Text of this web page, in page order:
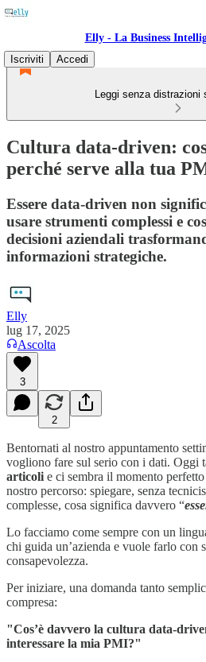
Elly - La Business
Iscriviti
Accedi
Leggi senza distrazioni
Cultura data-driven:
perché serve alla tua
Essere data-driven non
usare strumenti complessi e
decisioni aziendali
informazioni strategiche.
Elly
lug 17, 2025
Ascolta
3
2
Bentornati al nostro appuntamento
vogliono fare sul serio con i dati. Oggi
articoli e ci sembra il momento
nostro percorso: spiegare, senza
complesse, cosa significa davvero “
Lo facciamo come sempre con un
chi guida un’azienda e vuole farlo con
consapevolezza.
Per iniziare, una domanda tanto
compresa:
"Cos’è davvero la cultura data-
interessare la mia PMI?"